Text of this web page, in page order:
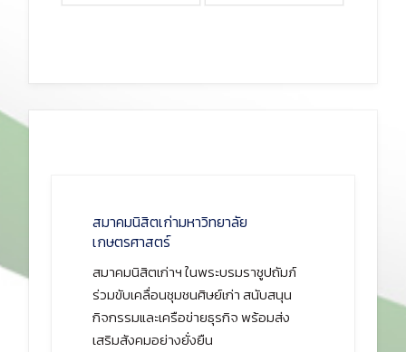
สมาคมนิสิตเก่ามหาวิทยาลัย
เกษตรศาสตร์
สมาคมนิสิตเก่าฯ ในพระบรมราชูปถัมภ์
ร่วมขับเคลื่อนชุมชนศิษย์เก่า สนับสนุน
กิจกรรมและเครือข่ายธุรกิจ พร้อมส่ง
เสริมสังคมอย่างยั่งยืน